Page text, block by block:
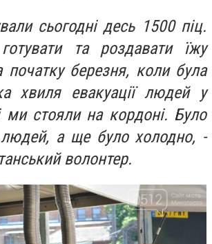
сьогодні десь 1500 піц.
та роздавати їжу
початку березня, коли була
хвиля евакуації людей у
ми стояли на кордоні. Було
а ще було холодно, -
волонтер.